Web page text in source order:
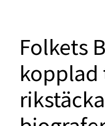
Folkets
kopplad